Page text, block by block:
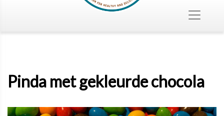
Pinda met gekleurde chocola